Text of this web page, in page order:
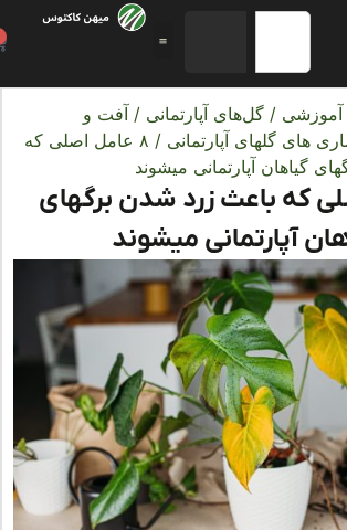
/گل‌های آپارتمانی/آفت و
گلهای آپارتمانی
/ ۸ عامل اصلی که
آپارتمانی میشوند
که باعث زرد شدن برگهای
آپارتمانی میشوند